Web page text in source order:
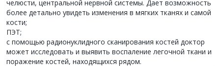
челюсти, центральной нервной системы. Дает возможность
более детально увидеть изменения в мягких тканях и самой
кости;
ПЭТ;
с помощью радионуклидного сканирования костей доктор
может исследовать и выявить воспаление легочной ткани и
поражение костей, находящихся рядом.